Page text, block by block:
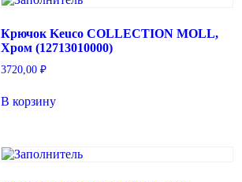
Крючок Keuco COLLECTION MOLL,
Хром (12713010000)
3720,00 ₽
В корзину